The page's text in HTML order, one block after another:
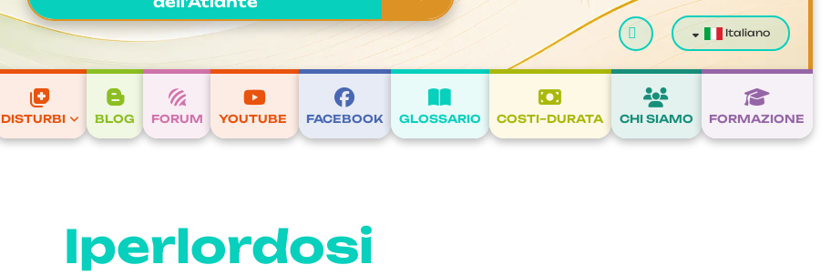
Cerca Italiano
DISTURBI BLOG FORUM YOUTUBE FACEBOOK GLOSSARIO COSTI–DURATA CHI SIAMO FORMAZIONE
Iperlordosi